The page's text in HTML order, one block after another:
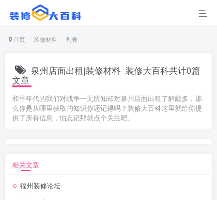
首页 装修材料 列表
泉州店面出租|装修材料_装修大百科共计0篇
文章
和平年代的我们对战争一无所知却对泉州店面出租了解颇多，那
么你是从哪里获取的知识你还记得吗？装修大百科这里就给你提
供了所有信息，怕忘记那就点个关注吧。
相关文章
福州装修论坛